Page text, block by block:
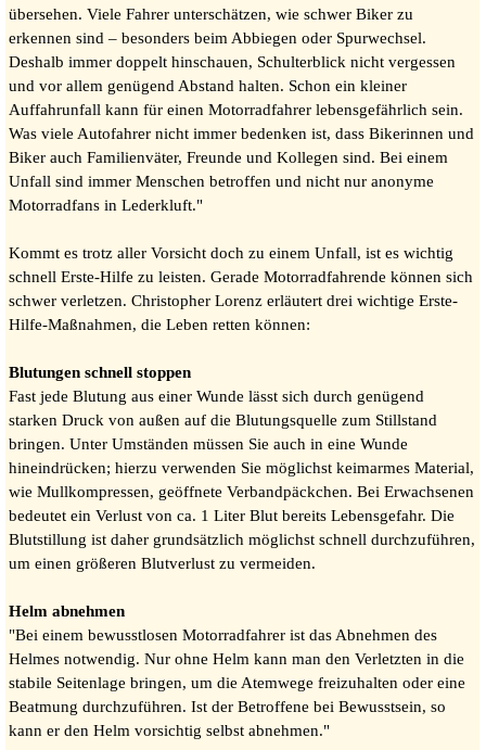
übersehen. Viele Fahrer unterschätzen, wie schwer Biker zu
erkennen sind – besonders beim Abbiegen oder Spurwechsel.
Deshalb immer doppelt hinschauen, Schulterblick nicht vergessen
und vor allem genügend Abstand halten. Schon ein kleiner
Auffahrunfall kann für einen Motorradfahrer lebensgefährlich sein.
Was viele Autofahrer nicht immer bedenken ist, dass Bikerinnen und
Biker auch Familienväter, Freunde und Kollegen sind. Bei einem
Unfall sind immer Menschen betroffen und nicht nur anonyme
Motorradfans in Lederkluft."
Kommt es trotz aller Vorsicht doch zu einem Unfall, ist es wichtig
schnell Erste-Hilfe zu leisten. Gerade Motorradfahrende können sich
schwer verletzen. Christopher Lorenz erläutert drei wichtige Erste-
Hilfe-Maßnahmen, die Leben retten können:
Blutungen schnell stoppen
Fast jede Blutung aus einer Wunde lässt sich durch genügend
starken Druck von außen auf die Blutungsquelle zum Stillstand
bringen. Unter Umständen müssen Sie auch in eine Wunde
hineindrücken; hierzu verwenden Sie möglichst keimarmes Material,
wie Mullkompressen, geöffnete Verbandpäckchen. Bei Erwachsenen
bedeutet ein Verlust von ca. 1 Liter Blut bereits Lebensgefahr. Die
Blutstillung ist daher grundsätzlich möglichst schnell durchzuführen,
um einen größeren Blutverlust zu vermeiden.
Helm abnehmen
"Bei einem bewusstlosen Motorradfahrer ist das Abnehmen des
Helmes notwendig. Nur ohne Helm kann man den Verletzten in die
stabile Seitenlage bringen, um die Atemwege freizuhalten oder eine
Beatmung durchzuführen. Ist der Betroffene bei Bewusstsein, so
kann er den Helm vorsichtig selbst abnehmen."